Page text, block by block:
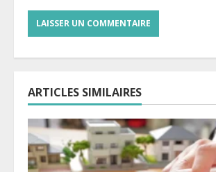
ARTICLES SIMILAIRES